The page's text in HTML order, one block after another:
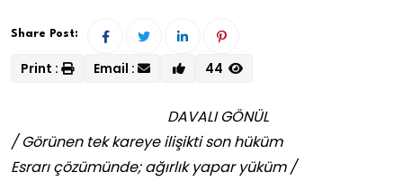
Share Post:
Print : Email : 44
DAVALI GÖNÜL
/ Görünen tek kareye ilişikti son hüküm
Esrarı çözümünde; ağırlık yapar yüküm /